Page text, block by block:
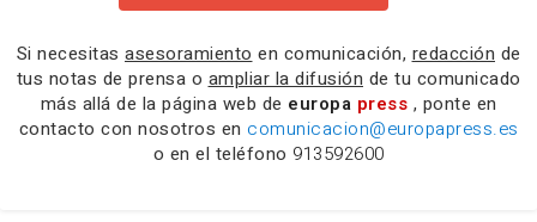
Si necesitas asesoramiento en comunicación, redacción de
tus notas de prensa o ampliar la difusión de tu comunicado
más allá de la página web de europa press , ponte en
contacto con nosotros en comunicacion@europapress.es
o en el teléfono 913592600